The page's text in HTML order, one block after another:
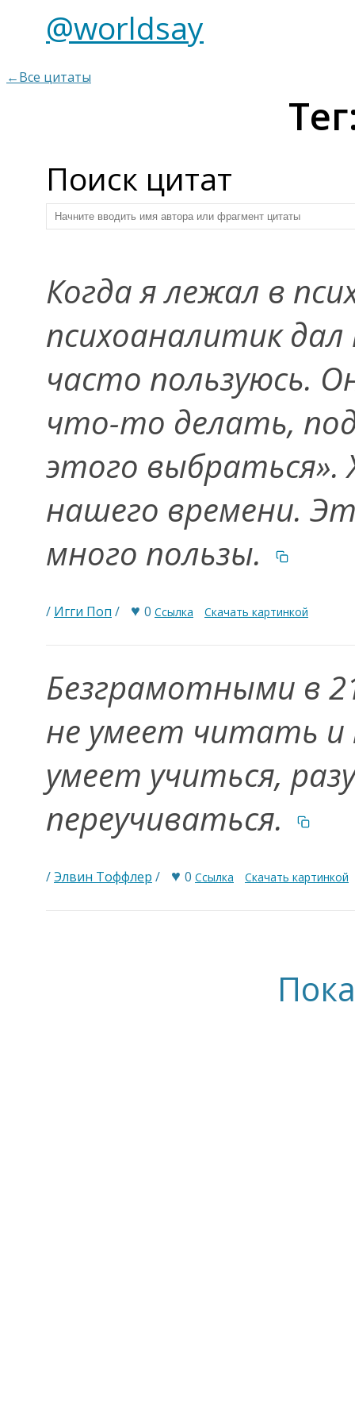
@worldsay
←Все цитаты
Поиск цитат
Когда я лежал в
психоаналитик
часто пользуюсь.
что-то делать,
этого выбраться».
нашего времени.
много пользы.
/ Игги Поп / ♥ 0 Ссылка Скачать картинкой
Безграмотными в
не умеет читать
умеет учиться,
переучиваться.
/Элвин Тоффлер / ♥ 0 Ссылка Скачать картинкой